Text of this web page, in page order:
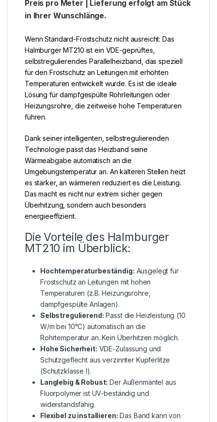
Preis pro Meter | Lieferung erfolgt am Stück
in Ihrer Wunschlänge.
Wenn Standard-Frostschutz nicht ausreicht: Das
Halmburger MT210 ist ein VDE-geprüftes,
selbstregulierendes Parallelheizband, das speziell
für den Frostschutz an Leitungen mit erhöhten
Temperaturen entwickelt wurde. Es ist die ideale
Lösung für dampfgespülte Rohrleitungen oder
Heizungsrohre, die zeitweise hohe Temperaturen
führen.
Dank seiner intelligenten, selbstregulierenden
Technologie passt das Heizband seine
Wärmeabgabe automatisch an die
Umgebungstemperatur an. An kälteren Stellen heizt
es stärker, an wärmeren reduziert es die Leistung.
Das macht es nicht nur extrem sicher gegen
Überhitzung, sondern auch besonders
energieeffizient.
Die Vorteile des Halmburger
MT210 im Überblick:
Hochtemperaturbeständig: Ausgelegt für
Frostschutz an Leitungen mit hohen
Temperaturen (z.B. Heizungsrohre,
dampfgespülte Anlagen).
Selbstregulierend: Passt die Heizleistung (10
W/m bei 10°C) automatisch an die
Rohrtemperatur an. Kein Überhitzen möglich.
Hohe Sicherheit: VDE-Zulassung und
Schutzgeflecht aus verzinnter Kupferlitze
(Schutzklasse I).
Langlebig & Robust: Der Außenmantel aus
Fluorpolymer ist UV-beständig und
widerstandsfähig.
Flexibel zu installieren: Das Band kann von